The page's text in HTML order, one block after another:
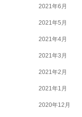
2021年6月
2021年5月
2021年4月
2021年3月
2021年2月
2021年1月
2020年12月